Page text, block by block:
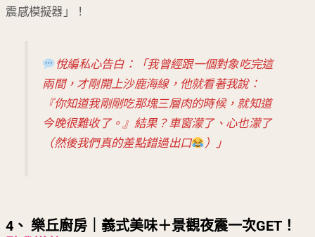
震感模擬器」！
悅編私心告白：「我曾經跟一個對象吃完這
兩間，才剛開上沙鹿海線，他就看著我說：
『你知道我剛剛吃那塊三層肉的時候，就知道
今晚很難收了。』結果？車窗濛了、心也濛了
（然後我們真的差點錯過出口
）」
4、 樂丘廚房｜義式美味＋景觀夜震一次GET！